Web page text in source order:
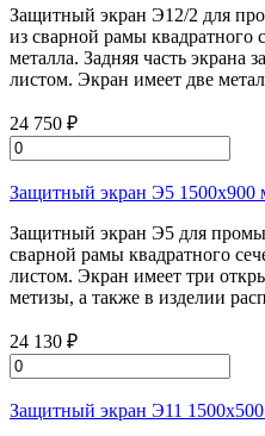
Защитный экран Э12/2 для
из сварной рамы квадратного
металла. Задняя часть
листом. Экран имеет две
24 750 ₽
Защитный экран Э5 1500х900
Защитный экран Э5 для
сварной рамы квадратного
листом. Экран имеет три
метизы, а также в изделии
24 130 ₽
Защитный экран Э11